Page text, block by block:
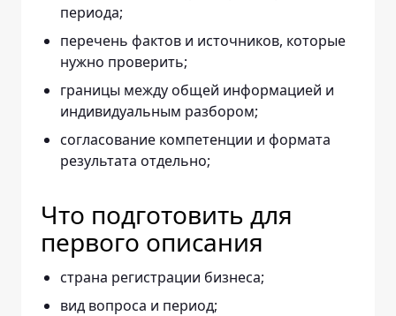
периода;
перечень фактов и источников, которые
нужно проверить;
границы между общей информацией и
индивидуальным разбором;
согласование компетенции и формата
результата отдельно;
Что подготовить для
первого описания
страна регистрации бизнеса;
вид вопроса и период;